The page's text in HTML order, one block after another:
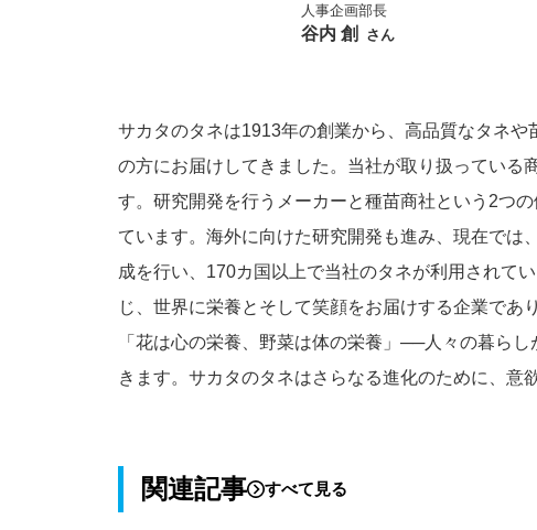
人事企画部長
谷内 創 さん
サカタのタネは1913年の創業から、高品質なタネ
の方にお届けしてきました。当社が取り扱っている
す。研究開発を行うメーカーと種苗商社という2つ
ています。海外に向けた研究開発も進み、現在で
成を行い、170カ国以上で当社のタネが利用されて
じ、世界に栄養とそして笑顔をお届けする企業であ
「花は心の栄養、野菜は体の栄養」──人々の暮ら
きます。サカタのタネはさらなる進化のために、意
関連記事 すべて見る